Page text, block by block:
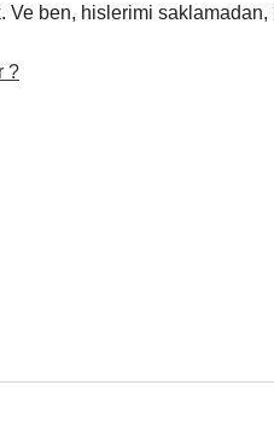
Ve ben, hislerimi saklamadan,
?